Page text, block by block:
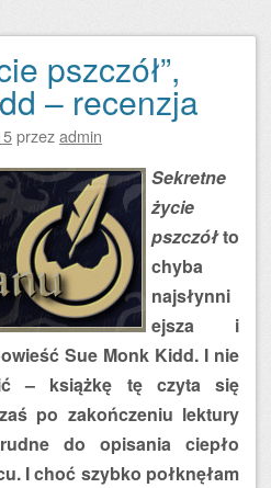
pszczół”,
– recenzja
przezadmin
Sekretne
życie
pszczółto
chyba
najsłynni
ejsza i
Sue Monk Kidd. I nie
– książkę tę czyta się
po zakończeniu lektury
do opisania ciepło
I choć szybko połknęłam